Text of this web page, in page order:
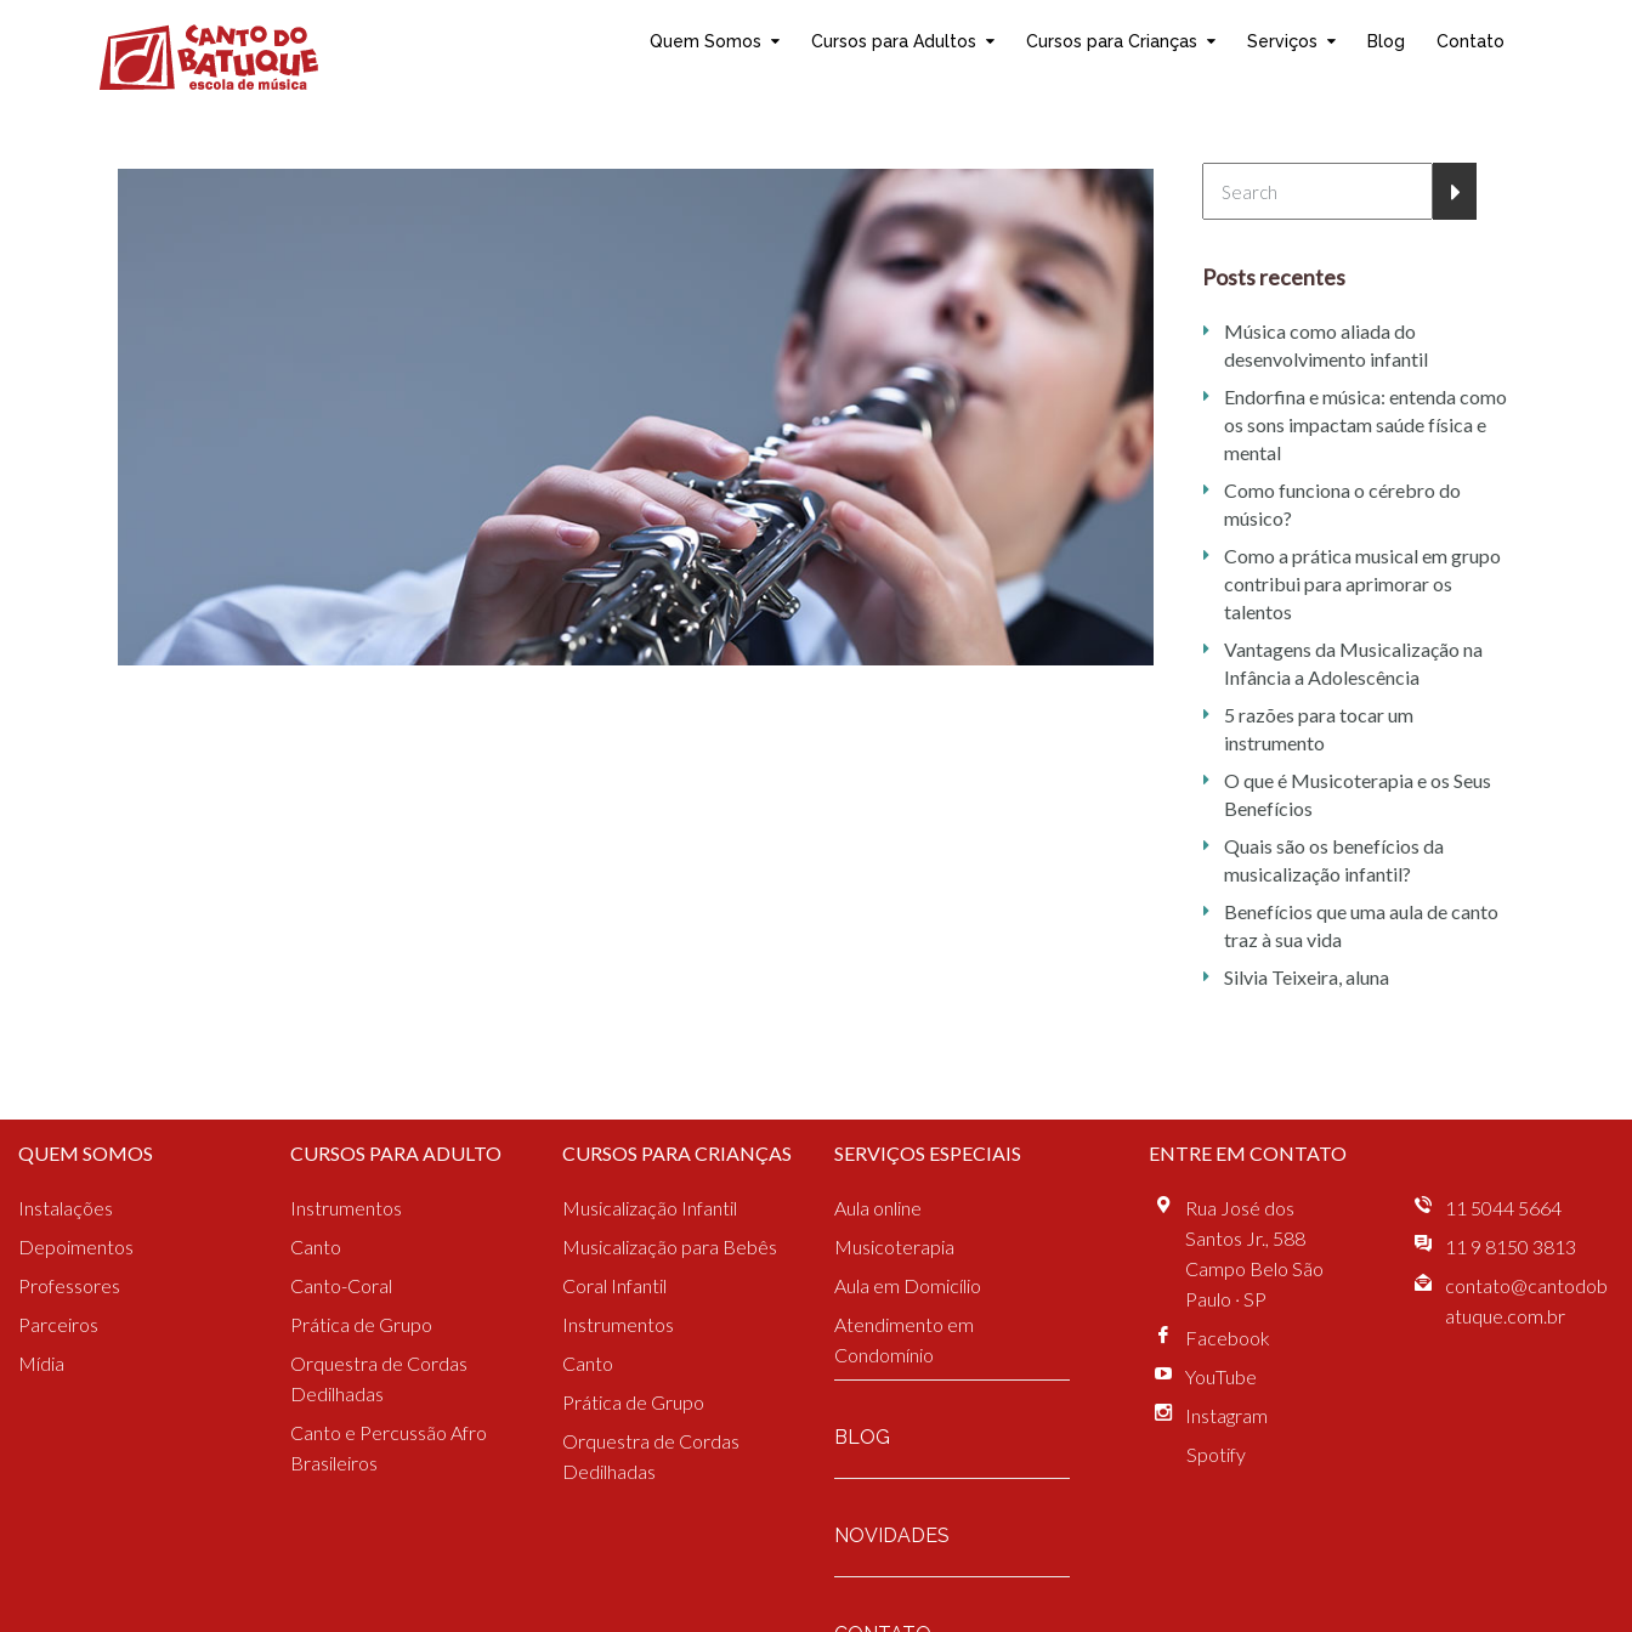
Quem Somos Cursos para Adultos Cursos para Crianças Serviços Blog Contato
Posts recentes
Música como aliada do
desenvolvimento infantil
Endorfina e música: entenda como
os sons impactam saúde física e
mental
Como funciona o cérebro do
músico?
Como a prática musical em grupo
contribui para aprimorar os
talentos
Vantagens da Musicalização na
Infância a Adolescência
5 razões para tocar um
instrumento
O que é Musicoterapia e os Seus
Benefícios
Quais são os benefícios da
musicalização infantil?
Benefícios que uma aula de canto
traz à sua vida
Silvia Teixeira, aluna
QUEM SOMOS
Instalações
Depoimentos
Professores
Parceiros
Mídia
CURSOS PARA ADULTO
Instrumentos
Canto
Canto-Coral
Prática de Grupo
Orquestra de Cordas
Dedilhadas
Canto e Percussão Afro
Brasileiros
CURSOS PARA CRIANÇAS
Musicalização Infantil
Musicalização para Bebês
Coral Infantil
Instrumentos
Canto
Prática de Grupo
Orquestra de Cordas
Dedilhadas
SERVIÇOS ESPECIAIS
Aula online
Musicoterapia
Aula em Domicílio
Atendimento em
Condomínio
BLOG
NOVIDADES
ENTRE EM CONTATO
Rua José dos
Santos Jr., 588
Campo Belo São
Paulo · SP
Facebook
YouTube
Instagram
Spotify
11 5044 5664
11 9 8150 3813
contato@cantodob
atuque.com.br